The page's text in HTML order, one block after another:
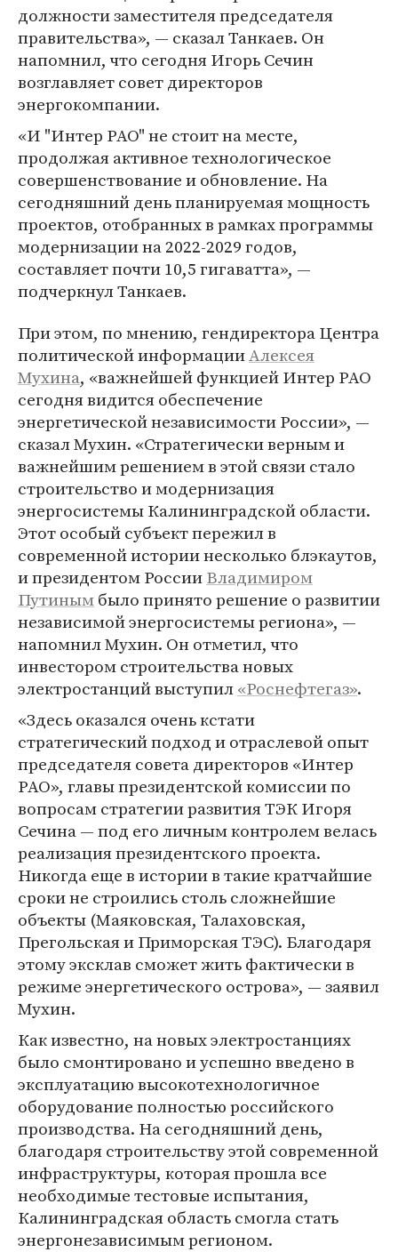
должности заместителя председателя
правительства», — сказал Танкаев. Он
напомнил, что сегодня Игорь Сечин
возглавляет совет директоров
энергокомпании.
«И "Интер РАО" не стоит на месте,
продолжая активное технологическое
совершенствование и обновление. На
сегодняшний день планируемая мощность
проектов, отобранных в рамках программы
модернизации на 2022-2029 годов,
составляет почти 10,5 гигаватта», —
подчеркнул Танкаев.
При этом, по мнению, гендиректора Центра
политической информацииАлексея
Мухина, «важнейшей функцией Интер РАО
сегодня видится обеспечение
энергетической независимости России», —
сказал Мухин. «Стратегически верным и
важнейшим решением в этой связи стало
строительство и модернизация
энергосистемы Калининградской области.
Этот особый субъект пережил в
современной истории несколько блэкаутов,
и президентом РоссииВладимиром
Путинымбыло принято решение о развитии
независимой энергосистемы региона», —
напомнил Мухин. Он отметил, что
инвестором строительства новых
электростанций выступил«Роснефтегаз».
«Здесь оказался очень кстати
стратегический подход и отраслевой опыт
председателя совета директоров «Интер
РАО», главы президентской комиссии по
вопросам стратегии развития ТЭК Игоря
Сечина — под его личным контролем велась
реализация президентского проекта.
Никогда еще в истории в такие кратчайшие
сроки не строились столь сложнейшие
объекты (Маяковская, Талаховская,
Прегольская и Приморская ТЭС). Благодаря
этому эксклав сможет жить фактически в
режиме энергетического острова», — заявил
Мухин.
Как известно, на новых электростанциях
было смонтировано и успешно введено в
эксплуатацию высокотехнологичное
оборудование полностью российского
производства. На сегодняшний день,
благодаря строительству этой современной
инфраструктуры, которая прошла все
необходимые тестовые испытания,
Калининградская область смогла стать
энергонезависимым регионом.